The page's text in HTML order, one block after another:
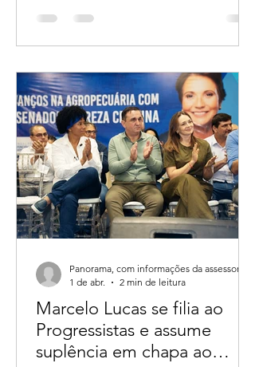
envolvendo a compra de gado no
mais de R$ 10 milhões e mais de 90
vítimas identificadas até o momento.
O caso veio à tona após a deflagração
da Operação Rompere, realizada na
terça-feira (28).
Marcelo Lucas se filia ao
Panorama, com informações da assessoria.
1 de abr.